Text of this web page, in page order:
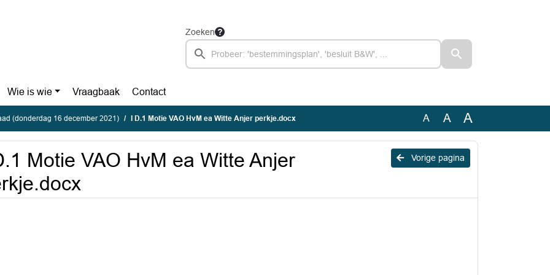
Zoeken
Wie is wie Vraagbaak Contact
(donderdag 16 december 2021) I D.1 Motie VAO HvM ea Witte Anjer perkje.docx A A A
Vorige pagina
Motie VAO HvM ea Witte Anjer